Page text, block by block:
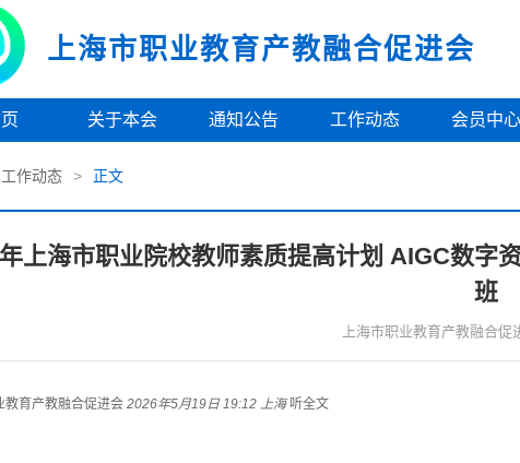
上海市职业教育产教融合促进会
关于本会 通知公告 工作动态 会员中心
工作动态 > 正文
上海市职业院校教师素质提高计划 AIGC数字
班
上海市职业教育产教融合促
教育产教融合促进会 2026年5月19日 19:12 上海听全文